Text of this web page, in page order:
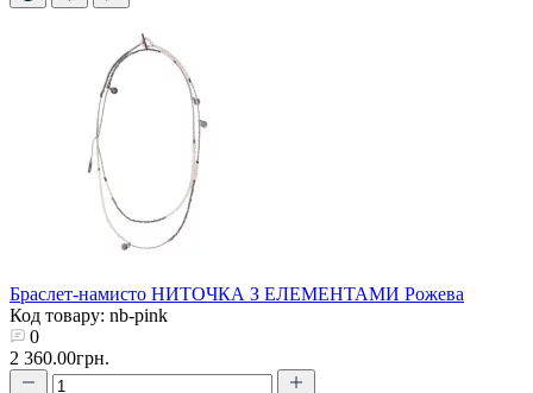
Браслет-намисто НИТОЧКА З ЕЛЕМЕНТАМИ Рожева
Код товару: nb-pink
0
2 360.00грн.